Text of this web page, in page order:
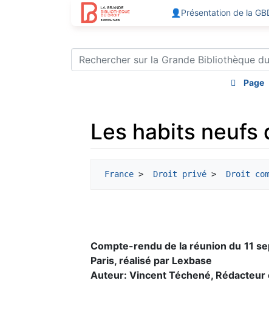
👤Présentation de la
Page
Les habits neufs
France > Droit privé > Droit
Compte-rendu de la réunion du 11
Paris, réalisé par Lexbase
Auteur: Vincent Téchené,